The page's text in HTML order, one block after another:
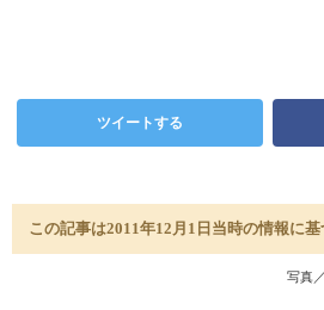
ツイートする
この記事は2011年12月1日当時の情報に基
写真